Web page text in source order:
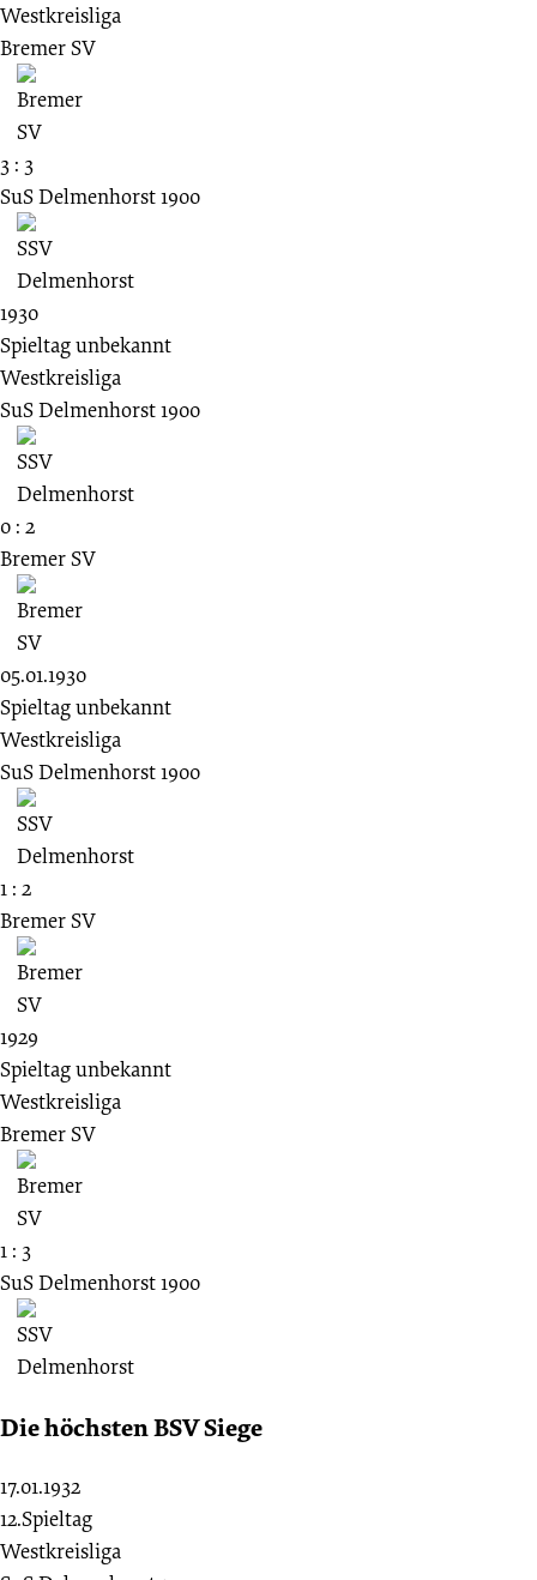
Westkreisliga
Bremer SV
3 : 3
SuS Delmenhorst 1900
1930
Spieltag unbekannt
Westkreisliga
SuS Delmenhorst 1900
0 : 2
Bremer SV
05.01.1930
Spieltag unbekannt
Westkreisliga
SuS Delmenhorst 1900
1 : 2
Bremer SV
1929
Spieltag unbekannt
Westkreisliga
Bremer SV
1 : 3
SuS Delmenhorst 1900
Die höchsten BSV Siege
17.01.1932
12.Spieltag
Westkreisliga